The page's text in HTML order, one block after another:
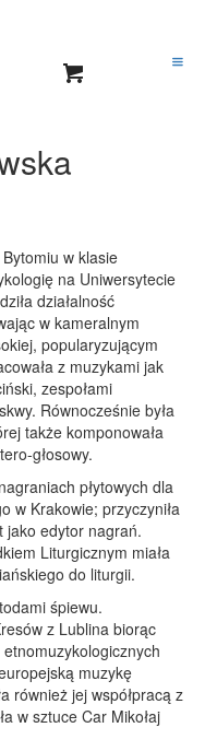
w klasie
na Uniwersytecie
działalność
w kameralnym
popularyzującym
z muzykami jak
zespołami
Równocześnie była
także komponowała
głosowy.
płytowych dla
w Krakowie; przyczyniła
jako edytor nagrań.
Liturgicznym miała
do liturgii.
śpiewu.
z Lublina biorąc
muzykę
również jej współpracą z
w sztuce Car Mikołaj